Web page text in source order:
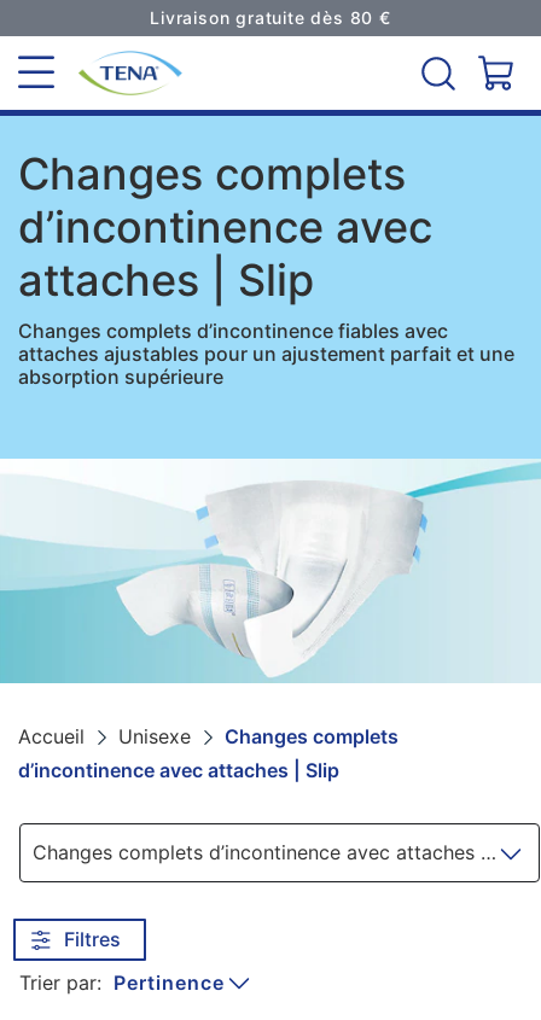
Livraison gratuite dès 80 €
Changes complets
d’incontinence avec
attaches | Slip
Changes complets d’incontinence fiables avec
attaches ajustables pour un ajustement parfait et une
absorption supérieure
Accueil Unisexe
Changes complets
d’incontinence avec attaches | Slip
Changes complets d’incontinence avec attaches | Slip
Filtres
Trier par: Pertinence